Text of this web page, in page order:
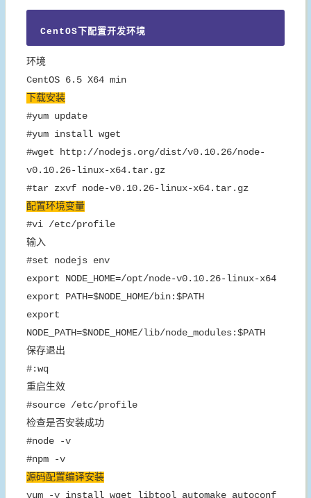
CentOS下配置开发环境
环境
CentOS 6.5 X64 min
下载安装
#yum update
#yum install wget
#wget http://nodejs.org/dist/v0.10.26/node-
v0.10.26-linux-x64.tar.gz
#tar zxvf node-v0.10.26-linux-x64.tar.gz
配置环境变量
#vi /etc/profile
输入
#set nodejs env
export NODE_HOME=/opt/node-v0.10.26-linux-x64
export PATH=$NODE_HOME/bin:$PATH
export
NODE_PATH=$NODE_HOME/lib/node_modules:$PATH
保存退出
#:wq
重启生效
#source /etc/profile
检查是否安装成功
#node -v
#npm -v
源码配置编译安装
yum -y install wget libtool automake autoconf